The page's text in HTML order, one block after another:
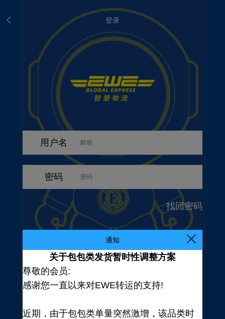
登录
用户名
密码
找回密码
通知
关于包包类发货暂时性调整方案
尊敬的会员:
感谢您一直以来对EWE转运的支持!
近期，由于包包类单量突然激增，该品类时